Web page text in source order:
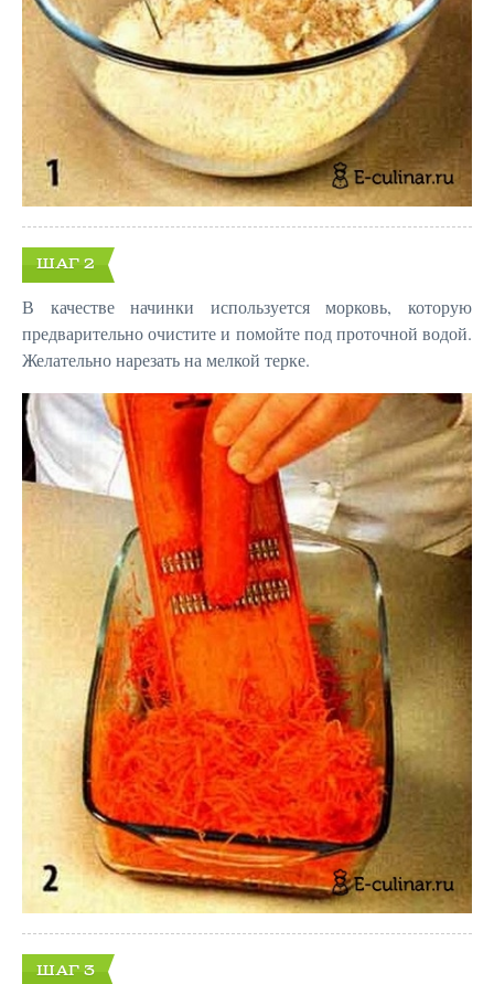
ШАГ 2
В качестве начинки используется морковь, которую
предварительно очистите и помойте под проточной водой.
Желательно нарезать на мелкой терке.
ШАГ 3